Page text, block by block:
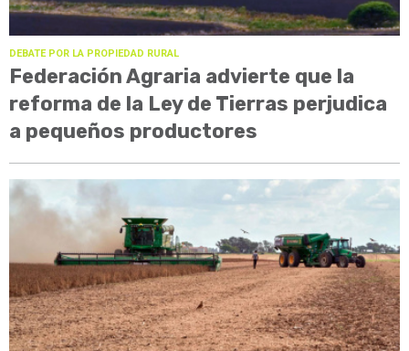
DEBATE POR LA PROPIEDAD RURAL
Federación Agraria advierte que la
reforma de la Ley de Tierras perjudica
a pequeños productores